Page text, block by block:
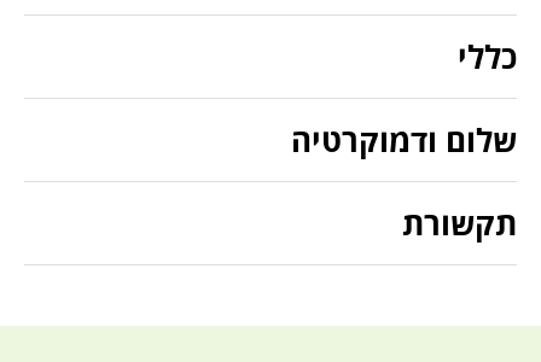
כללי
שלום ודמוקרטיה
תקשורת